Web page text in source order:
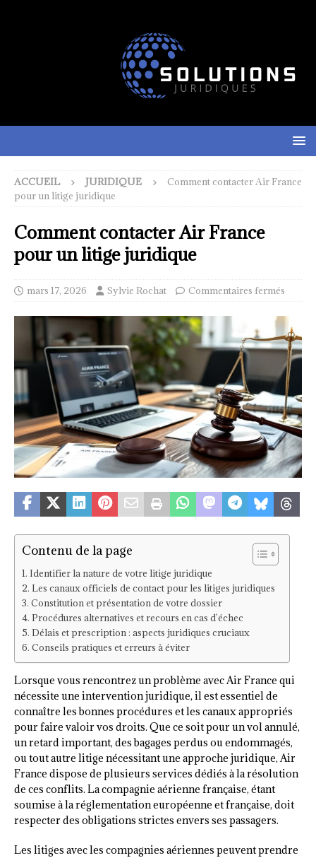
ACCUEIL JURIDIQUE
Comment contacter Air France
pour un litige juridique
Comment contacter Air France
pour un litige juridique
mars 17, 2026 Sylvie Rochat Commentaires fermés
Contenu de la page
Identifier la nature de votre litige juridique
Les canaux officiels de contact pour les litiges juridiques
Constitution et présentation de votre dossier
Procédures alternatives et recours en cas d’échec
Délais et prescription : aspects juridiques cruciaux
Conseils pratiques et erreurs à éviter
Lorsque vous rencontrez un problème avec Air France qui
nécessite une intervention juridique, il est essentiel de
connaître les bonnes procédures et les canaux appropriés
pour faire valoir vos droits. Que ce soit pour un vol annulé,
un retard important, des bagages perdus ou endommagés,
ou tout autre litige nécessitant une approche juridique, Air
France dispose de plusieurs services dédiés à la résolution
de ces conflits. La compagnie aérienne française, étant
soumise à la réglementation européenne et française, doit
respecter des obligations strictes envers ses passagers.
Les litiges avec les compagnies aériennes peuvent prendre